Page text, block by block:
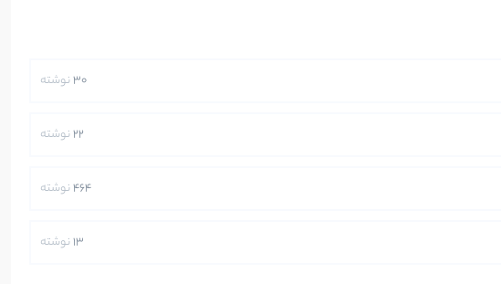
30نوشته
22نوشته
464نوشته
13نوشته